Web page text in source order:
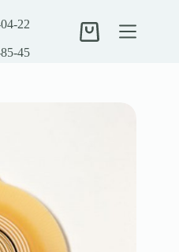
22
45
Кошик